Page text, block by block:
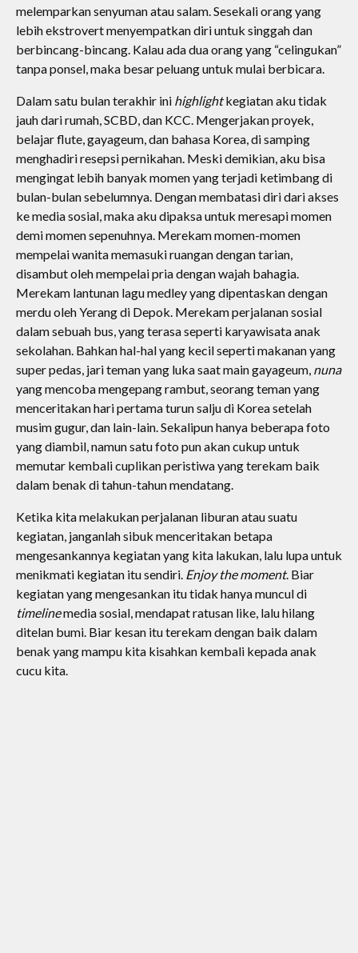
melemparkan senyuman atau salam. Sesekali orang yang
lebih ekstrovert menyempatkan diri untuk singgah dan
berbincang-bincang. Kalau ada dua orang yang “celingukan”
tanpa ponsel, maka besar peluang untuk mulai berbicara.
Dalam satu bulan terakhir ini highlightkegiatan aku tidak
jauh dari rumah, SCBD, dan KCC. Mengerjakan proyek,
belajar flute, gayageum, dan bahasa Korea, di samping
menghadiri resepsi pernikahan. Meski demikian, aku bisa
mengingat lebih banyak momen yang terjadi ketimbang di
bulan-bulan sebelumnya. Dengan membatasi diri dari akses
ke media sosial, maka aku dipaksa untuk meresapi momen
demi momen sepenuhnya. Merekam momen-momen
mempelai wanita memasuki ruangan dengan tarian,
disambut oleh mempelai pria dengan wajah bahagia.
Merekam lantunan lagu medley yang dipentaskan dengan
merdu oleh Yerang di Depok. Merekam perjalanan sosial
dalam sebuah bus, yang terasa seperti karyawisata anak
sekolahan. Bahkan hal-hal yang kecil seperti makanan yang
super pedas, jari teman yang luka saat main gayageum, nuna
yang mencoba mengepang rambut, seorang teman yang
menceritakan hari pertama turun salju di Korea setelah
musim gugur, dan lain-lain. Sekalipun hanya beberapa foto
yang diambil, namun satu foto pun akan cukup untuk
memutar kembali cuplikan peristiwa yang terekam baik
dalam benak di tahun-tahun mendatang.
Ketika kita melakukan perjalanan liburan atau suatu
kegiatan, janganlah sibuk menceritakan betapa
mengesankannya kegiatan yang kita lakukan, lalu lupa untuk
menikmati kegiatan itu sendiri. Enjoy the moment. Biar
kegiatan yang mengesankan itu tidak hanya muncul di
timelinemedia sosial, mendapat ratusan like, lalu hilang
ditelan bumi. Biar kesan itu terekam dengan baik dalam
benak yang mampu kita kisahkan kembali kepada anak
cucu kita.